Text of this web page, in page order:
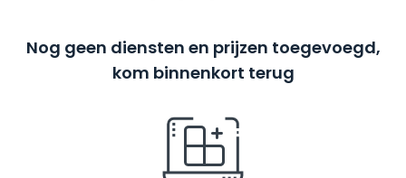
Nog geen diensten en prijzen toegevoegd,
kom binnenkort terug